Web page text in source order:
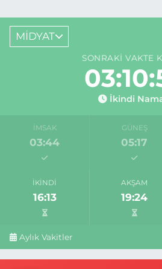
MİDYAT
SONRAKI VAKTE
İkindi
İMSAK
03:44
GÜNEŞ
05:17
İKINDI
16:13
AKŞAM
19:24
Aylık Vakitler